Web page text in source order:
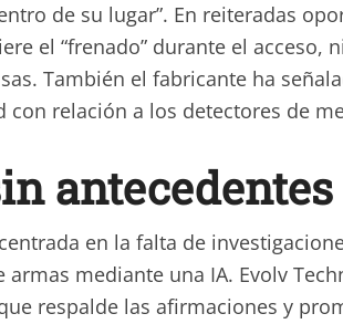
de su lugar”. En reiteradas
el “frenado” durante el acceso,
También el fabricante ha
con relación a los detectores de
antecedentes
en la falta de
mediante una IA. Evolv
respalde las afirmaciones y